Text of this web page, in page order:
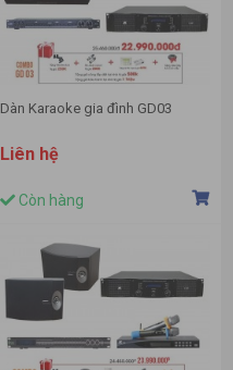
Dàn Karaoke gia đình GD03
Liên hệ
Còn hàng